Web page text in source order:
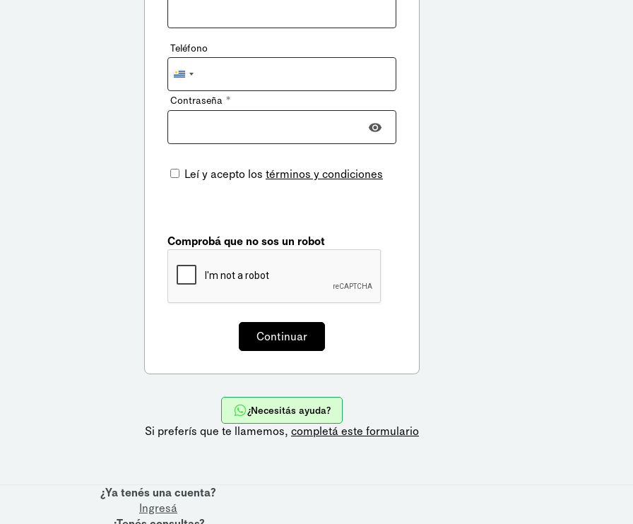
Teléfono
Uruguay
+598
Contraseña *
Leí y acepto los términos y condiciones
Comprobá que no sos un robot
¿Necesitás ayuda?
Si preferís que te llamemos, completá este formulario
¿Ya tenés una cuenta?
Ingresá